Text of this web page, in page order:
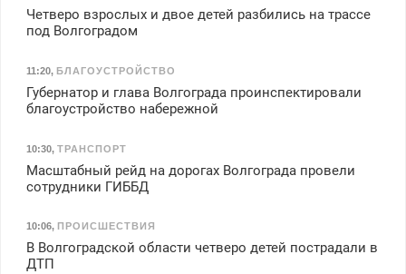
Четверо взрослых и двое детей разбились на трассе
под Волгоградом
11:20, БЛАГОУСТРОЙСТВО
Губернатор и глава Волгограда проинспектировали
благоустройство набережной
10:30, ТРАНСПОРТ
Масштабный рейд на дорогах Волгограда провели
сотрудники ГИББД
10:06, ПРОИСШЕСТВИЯ
В Волгоградской области четверо детей пострадали в
ДТП